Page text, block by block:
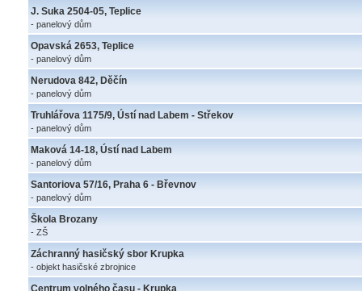
J. Suka 2504-05, Teplice
- panelový dům
Opavská 2653, Teplice
- panelový dům
Nerudova 842, Děčín
- panelový dům
Truhlářova 1175/9, Ústí nad Labem - Střekov
- panelový dům
Maková 14-18, Ústí nad Labem
- panelový dům
Santoriova 57/16, Praha 6 - Břevnov
- panelový dům
Škola Brozany
- ZŠ
Záchranný hasičský sbor Krupka
- objekt hasičské zbrojnice
Centrum volného času - Krupka